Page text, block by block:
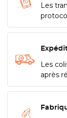
Les
Les
après